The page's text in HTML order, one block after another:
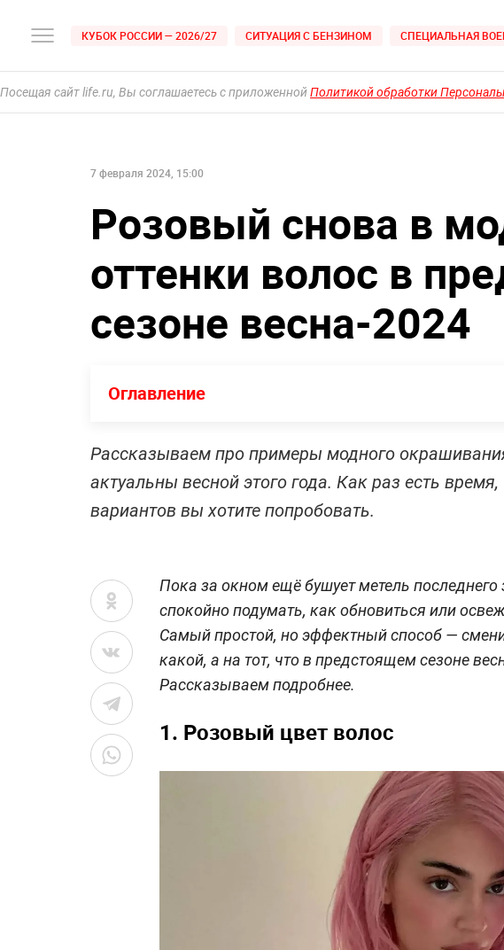
КУБОК РОССИИ — 2026/27 СИТУАЦИЯ С БЕНЗИНОМ СПЕЦИАЛЬНАЯ
Посещая сайт life.ru, Вы соглашаетесь с приложеннойПолитикой обработки
7 февраля 2024, 15:00
Розовый снова в
оттенки волос в
сезоне весна-2024
Оглавление
Рассказываем про примеры модного
актуальны весной этого года. Как раз есть
вариантов вы хотите попробовать.
Пока за окном ещё бушует метель
спокойно подумать, как обновиться или
Самый простой, но эффектный способ —
какой, а на тот, что в предстоящем сезоне
Рассказываем подробнее.
1. Розовый цвет волос